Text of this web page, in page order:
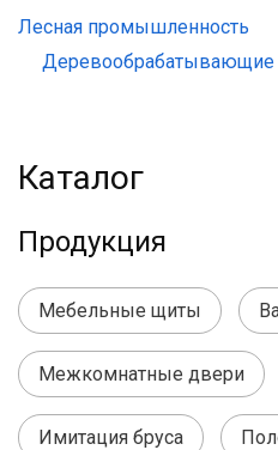
Лесная промышленность
Деревообрабатывающие
Каталог
Продукция
Мебельные щиты
Межкомнатные двери
Имитация бруса